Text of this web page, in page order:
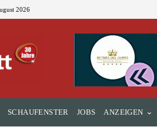
2026
SCHAUFENSTER JOBS ANZEIGEN